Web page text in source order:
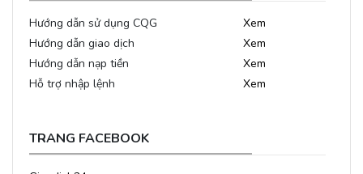
Hướng dẫn sử dụng CQG
Xem
Hướng dẫn giao dịch
Xem
Hướng dẫn nạp tiền
Xem
Hỗ trợ nhập lệnh
Xem
TRANG FACEBOOK